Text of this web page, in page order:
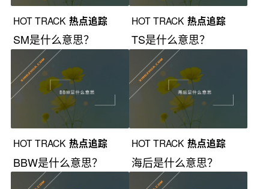
HOT TRACK 热点追踪
SM是什么意思？
HOT TRACK 热点追踪
TS是什么意思？
HOT TRACK 热点追踪
BBW是什么意思？
HOT TRACK 热点追踪
海后是什么意思？